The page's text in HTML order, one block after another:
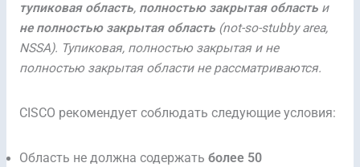
тупиковая область, полностью закрытая областьи
не полностью закрытая область(not-so-stubby area,
NSSA). Тупиковая, полностью закрытая и не
полностью закрытая области не рассматриваются.
CISCO рекомендует соблюдать следующие условия:
Область не должна содержать более 50